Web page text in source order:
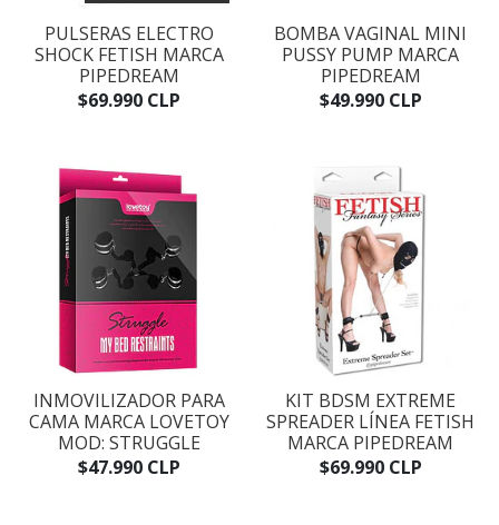
PULSERAS ELECTRO
SHOCK FETISH MARCA
PIPEDREAM
$69.990 CLP
BOMBA VAGINAL MINI
PUSSY PUMP MARCA
PIPEDREAM
$49.990 CLP
INMOVILIZADOR PARA
CAMA MARCA LOVETOY
MOD: STRUGGLE
$47.990 CLP
KIT BDSM EXTREME
SPREADER LÍNEA FETISH
MARCA PIPEDREAM
$69.990 CLP